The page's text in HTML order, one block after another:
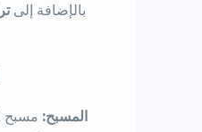
بالإضافة إلى
المسبح: مسبح